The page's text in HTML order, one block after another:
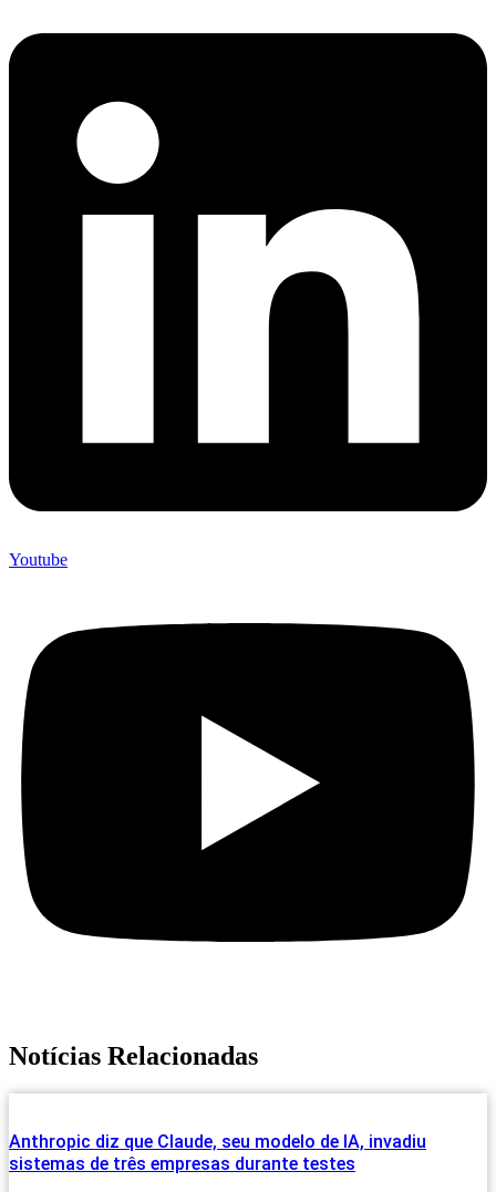
Youtube
Notícias Relacionadas
Anthropic diz que Claude, seu modelo de IA, invadiu
sistemas de três empresas durante testes